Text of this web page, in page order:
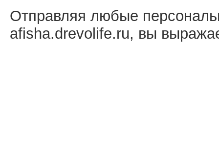
Отправляя любые
afisha.drevolife.ru, вы